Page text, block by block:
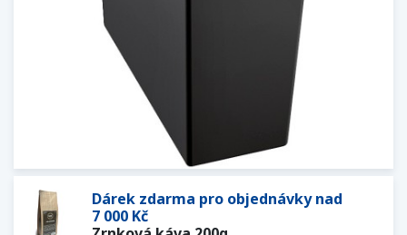
Dárek zdarma pro objednávky nad
7 000 Kč